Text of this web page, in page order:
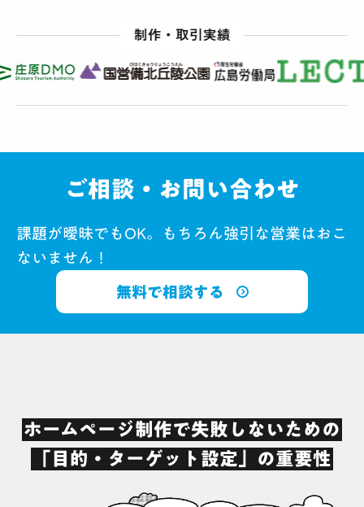
ご相談・お問い合わせ
課題が曖昧でもOK。もちろん強引な営業はおこ
ないません！
無料で相談する
ホームページ制作で失敗しないための
「目的・ターゲット設定」の重要性